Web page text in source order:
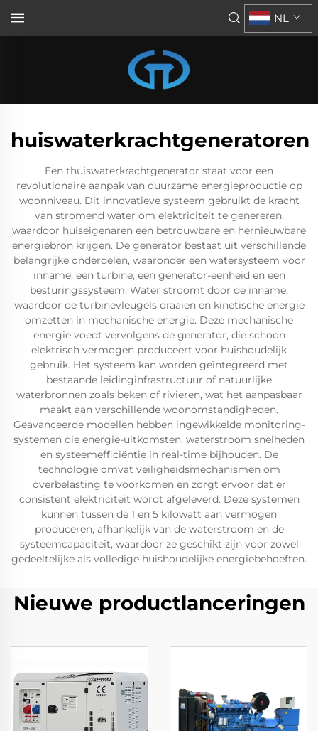
NL
huiswaterkrachtgeneratoren
Een thuiswaterkrachtgenerator staat voor een
revolutionaire aanpak van duurzame energieproductie op
woonniveau. Dit innovatieve systeem gebruikt de kracht
van stromend water om elektriciteit te genereren,
waardoor huiseigenaren een betrouwbare en hernieuwbare
energiebron krijgen. De generator bestaat uit verschillende
belangrijke onderdelen, waaronder een watersysteem voor
inname, een turbine, een generator-eenheid en een
besturingssysteem. Water stroomt door de inname,
waardoor de turbinevleugels draaien en kinetische energie
omzetten in mechanische energie. Deze mechanische
energie voedt vervolgens de generator, die schoon
elektrisch vermogen produceert voor huishoudelijk
gebruik. Het systeem kan worden geïntegreerd met
bestaande leidinginfrastructuur of natuurlijke
waterbronnen zoals beken of rivieren, wat het aanpasbaar
maakt aan verschillende woonomstandigheden.
Geavanceerde modellen hebben ingewikkelde monitoring-
systemen die energie-uitkomsten, waterstroom snelheden
en systeemefficiëntie in real-time bijhouden. De
technologie omvat veiligheidsmechanismen om
overbelasting te voorkomen en zorgt ervoor dat er
consistent elektriciteit wordt afgeleverd. Deze systemen
kunnen tussen de 1 en 5 kilowatt aan vermogen
produceren, afhankelijk van de waterstroom en de
systeemcapaciteit, waardoor ze geschikt zijn voor zowel
gedeeltelijke als volledige huishoudelijke energiebehoeften.
Nieuwe productlanceringen